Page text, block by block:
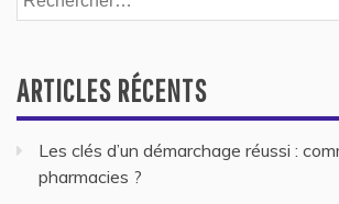
ARTICLES RÉCENTS
Les clés d’un démarchage réussi :
pharmacies ?